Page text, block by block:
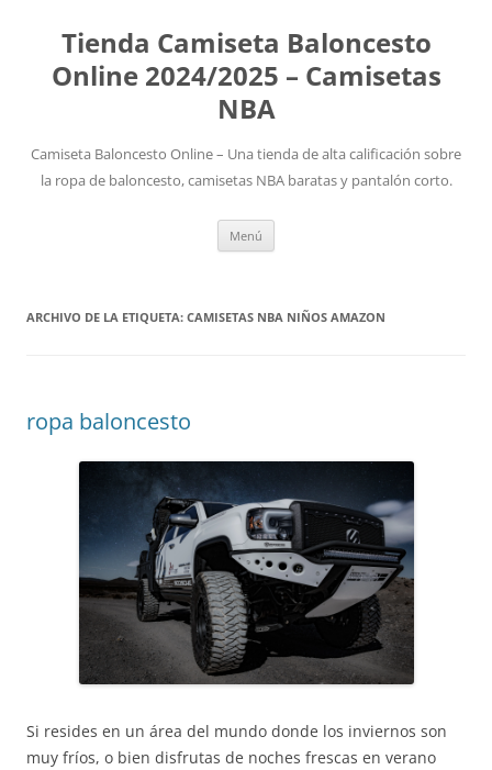
Tienda Camiseta Baloncesto
Online 2024/2025 – Camisetas
NBA
Camiseta Baloncesto Online – Una tienda de alta calificación sobre
la ropa de baloncesto, camisetas NBA baratas y pantalón corto.
Menú
ARCHIVO DE LA ETIQUETA: CAMISETAS NBA NIÑOS AMAZON
ropa baloncesto
Si resides en un área del mundo donde los inviernos son
muy fríos, o bien disfrutas de noches frescas en verano